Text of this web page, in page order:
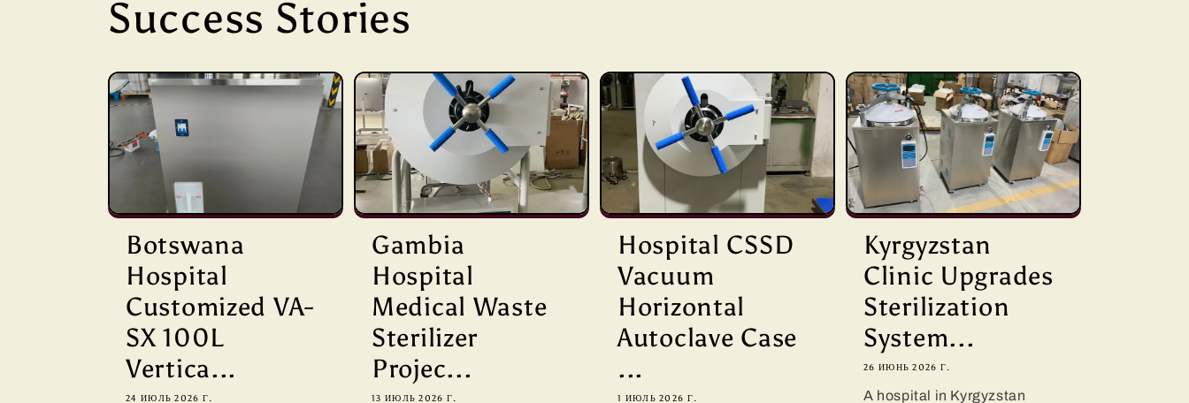
Success Stories
Botswana
Hospital
Customized VA-
SX 100L
Vertica...
24 ИЮЛЬ 2026 Г.
Gambia
Hospital
Medical Waste
Sterilizer
Projec...
13 ИЮЛЬ 2026 Г.
Hospital CSSD
Vacuum
Horizontal
Autoclave Case
...
1 ИЮЛЬ 2026 Г.
Kyrgyzstan
Clinic Upgrades
Sterilization
System...
26 ИЮНЬ 2026 Г.
A hospital in Kyrgyzstan